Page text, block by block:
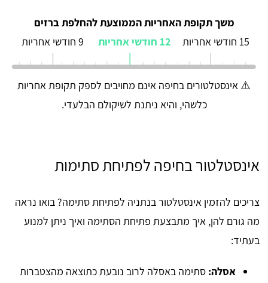
משך תקופת האחריות הממוצעת להחלפת ברזים
15 חודשי אחריות
12 חודשי אחריות 9 חודשי אחריות
⚠️ אינסטלטורים בחיפה אינם מחויבים לספק תקופת אחריות
כלשהי, והיא ניתנת לשיקולם הבלעדי.
אינסטלטור בחיפה לפתיחת סתימות
צריכים להזמין אינסטלטור בנתניה לפתיחת סתימה? בואו נראה
מה גורם להן, איך מתבצעת פתיחת הסתימה ואיך ניתן למנוע
בעתיד:
אסלה: סתימה באסלה לרוב נובעת כתוצאה מהצטברות